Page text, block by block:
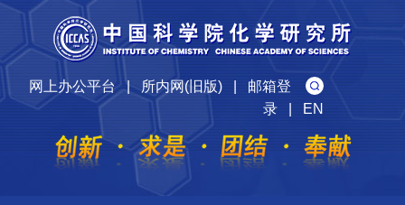
网上办公平台|所内网(旧版)| 邮箱登
录| EN